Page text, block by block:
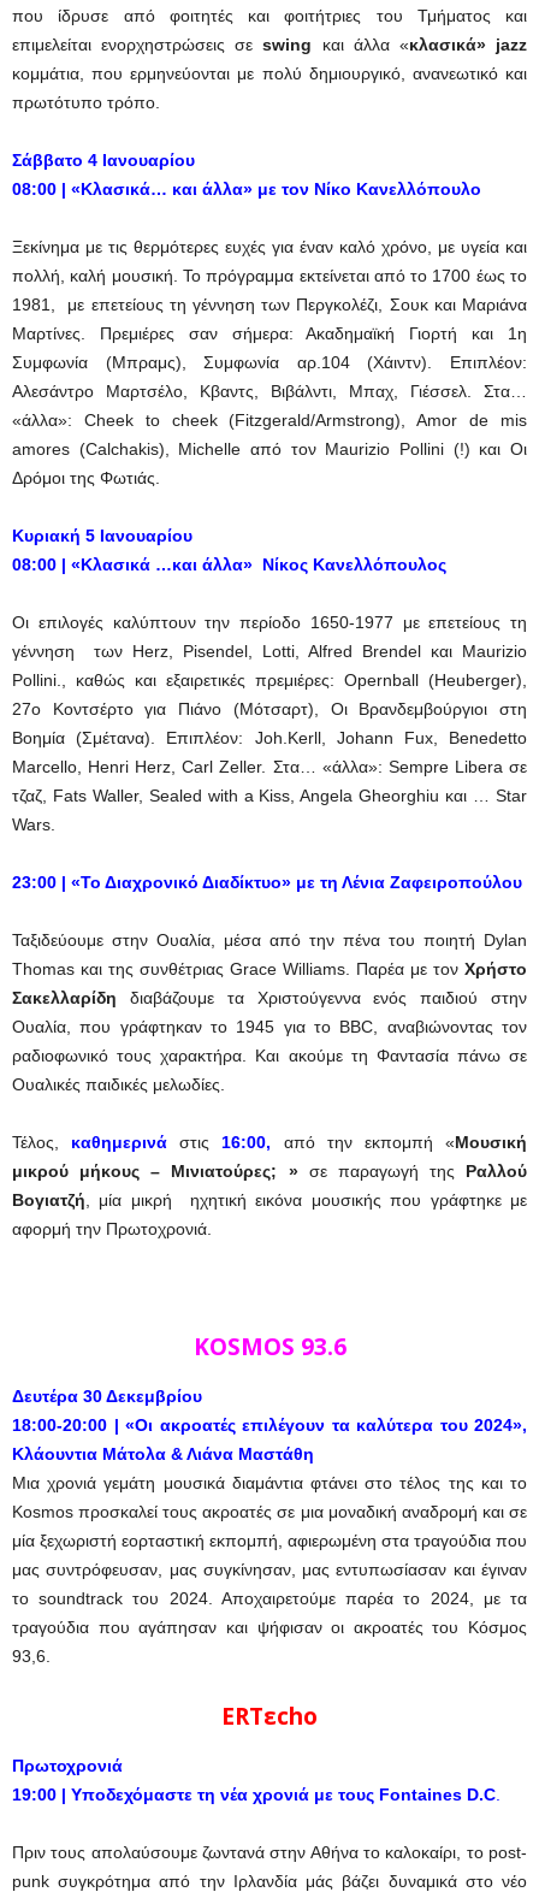
που ίδρυσε από φοιτητές και φοιτήτριες του Τμήματος και
επιμελείται ενορχηστρώσεις σεswing και άλλα «κλασικά» jazz
κομμάτια, που ερμηνεύονται με πολύ δημιουργικό, ανανεωτικό και
πρωτότυπο τρόπο.
Σάββατο 4 Ιανουαρίου
08:00 | «Κλασικά… και άλλα» με τον Νίκο Κανελλόπουλο
Ξεκίνημα με τις θερμότερες ευχές για έναν καλό χρόνο, με υγεία και
πολλή, καλή μουσική. Το πρόγραμμα εκτείνεται από το 1700 έως το
1981, με επετείους τη γέννηση των Περγκολέζι, Σουκ και Μαριάνα
Μαρτίνες. Πρεμιέρες σαν σήμερα: Ακαδημαϊκή Γιορτή και 1η
Συμφωνία (Μπραμς), Συμφωνία αρ.104 (Χάιντν). Επιπλέον:
Αλεσάντρο Μαρτσέλο, Κβαντς, Βιβάλντι, Μπαχ, Γιέσσελ. Στα…
«άλλα»: Cheek to cheek (Fitzgerald/Armstrong), Amor de mis
amores (Calchakis), Michelle από τον Maurizio Pollini (!) και Οι
Δρόμοι της Φωτιάς.
Κυριακή 5 Ιανουαρίου
08:00 | «Κλασικά …και άλλα» Νίκος Κανελλόπουλος
Οι επιλογές καλύπτουν την περίοδο 1650-1977 με επετείους τη
γέννηση των Herz, Pisendel, Lotti, Alfred Brendel και Maurizio
Pollini., καθώς και εξαιρετικές πρεμιέρες: Opernball (Heuberger),
27o Κοντσέρτο για Πιάνο (Μότσαρτ), Οι Βρανδεμβούργιοι στη
Βοημία (Σμέτανα). Επιπλέον: Joh.Kerll, Johann Fux, Benedetto
Marcello, Henri Herz, Carl Zeller. Στα… «άλλα»: Sempre Libera σε
τζαζ, Fats Waller, Sealed with a Kiss, Angela Gheorghiu και … Star
Wars.
23:00 | «Το Διαχρονικό Διαδίκτυο» με τη Λένια Ζαφειροπούλου
Ταξιδεύουμε στην Ουαλία, μέσα από την πένα του ποιητή Dylan
Thomas και της συνθέτριας Grace Williams. Παρέα με τον Χρήστο
Σακελλαρίδη διαβάζουμε τα Χριστούγεννα ενός παιδιού στην
Ουαλία, που γράφτηκαν το 1945 για το BBC, αναβιώνοντας τον
ραδιοφωνικό τους χαρακτήρα. Και ακούμε τη Φαντασία πάνω σε
Ουαλικές παιδικές μελωδίες.
Τέλος, καθημερινά στις 16:00, από την εκπομπή «Μουσική
μικρού μήκους – Μινιατούρες; » σε παραγωγή της Ραλλού
Βογιατζή , μία μικρή ηχητική εικόνα μουσικής που γράφτηκε με
αφορμή την Πρωτοχρονιά.
KOSMOS 93.6
Δευτέρα 30 Δεκεμβρίου
18:00-20:00 | «Οι ακροατές επιλέγουν τα καλύτερα του 2024»,
Κλάουντια Μάτολα & Λιάνα Μαστάθη
Μια χρονιά γεμάτη μουσικά διαμάντια φτάνει στο τέλος της και το
Kosmos προσκαλεί τους ακροατές σε μια μοναδική αναδρομή και σε
μία ξεχωριστή εορταστική εκπομπή, αφιερωμένη στα τραγούδια που
μας συντρόφευσαν, μας συγκίνησαν, μας εντυπωσίασαν και έγιναν
το soundtrack του 2024. Αποχαιρετούμε παρέα το 2024, με τα
τραγούδια που αγάπησαν και ψήφισαν οι ακροατές του Κόσμος
93,6.
ERTεcho
Πρωτοχρονιά
19:00 | Υποδεχόμαστε τη νέα χρονιά με τους Fontaines D.C
Πριν τους απολαύσουμε ζωντανά στην Αθήνα το καλοκαίρι, τo post-
punk συγκρότημα από την Ιρλανδία μάς βάζει δυναμικά στο νέο